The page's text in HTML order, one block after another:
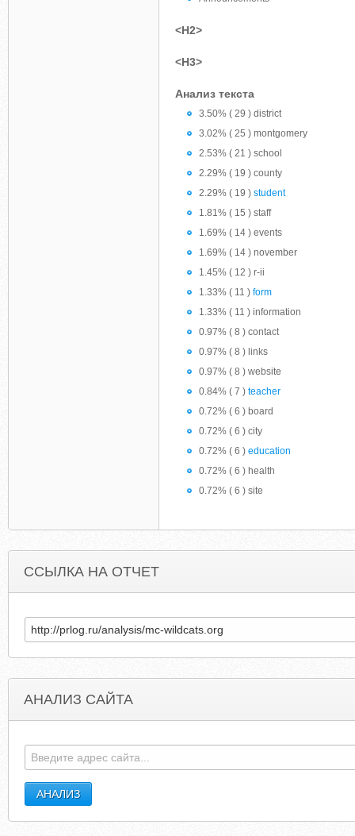
<H2>
<H3>
Анализ текста
3.50% ( 29 ) district
3.02% ( 25 ) montgomery
2.53% ( 21 ) school
2.29% ( 19 ) county
2.29% ( 19 ) student
1.81% ( 15 ) staff
1.69% ( 14 ) events
1.69% ( 14 ) november
1.45% ( 12 ) r-ii
1.33% ( 11 ) form
1.33% ( 11 ) information
0.97% ( 8 ) contact
0.97% ( 8 ) links
0.97% ( 8 ) website
0.84% ( 7 ) teacher
0.72% ( 6 ) board
0.72% ( 6 ) city
0.72% ( 6 ) education
0.72% ( 6 ) health
0.72% ( 6 ) site
ССЫЛКА НА ОТЧЕТ
АНАЛИЗ САЙТА